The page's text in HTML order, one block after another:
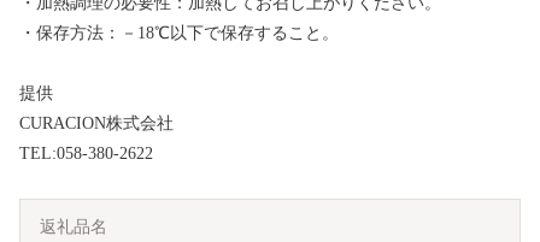
・保存方法：－18℃以下で保存すること。
提供
CURACION株式会社
TEL:058-380-2622
返礼品名